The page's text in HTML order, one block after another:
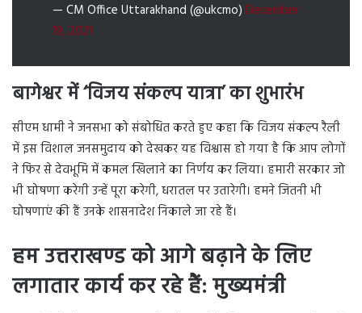
— CM Office Uttarakhand (@ukcmo) December
19, 2021
बागेश्वर में ‘विजय संकल्प यात्रा’ का शुभारंभ
सीएम धामी ने जनसभा को संबोधित करते हुए कहा कि विजय संकल्प रैली
में इस विशाल जनसमुदाय को देखकर यह विश्वास हो गया है कि आप लोगों
ने फिर से देवभूमि में कमल खिलाने का निर्णय कर लिया। हमारी सरकार जो
भी घोषणा करेगी उन्हें पूरा करेगी, धरातल पर उतारेगी। हमने जितनी भी
घोषणाएं की हैं उनके शासनादेश निकाले जा रहे हैं।
हम उत्तराखण्ड को आगे बढ़ाने के लिए
लगातार कार्य कर रहे हैं: मुख्यमंत्री